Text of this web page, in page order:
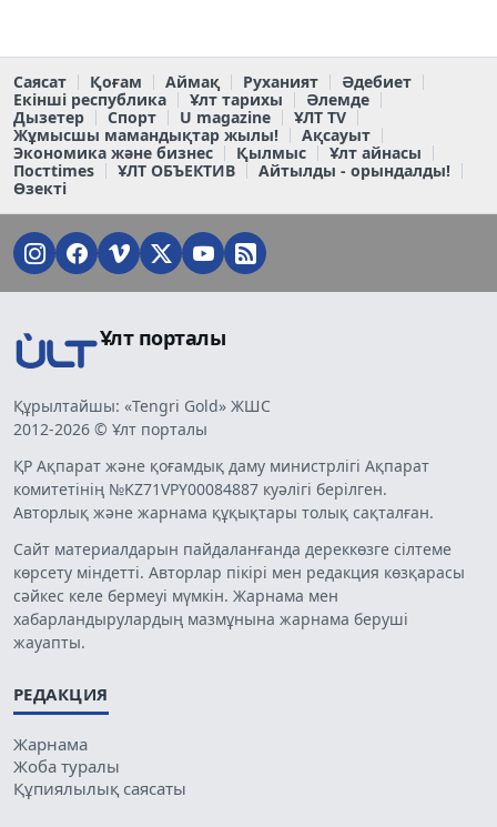
Саясат Қоғам Аймақ Руханият
Әдебиет
Екінші республика
Ұлт тарихы
Әлемде
Дызетер
Спорт U magazine
ҰЛТ TV
Жұмысшы мамандықтар жылы!
Ақсауыт
Экономика және бизнес
Қылмыс
Ұлт айнасы
Постtimes
ҰЛТ ОБЪЕКТИВ
Айтылды - орындалды!
Өзекті
Ұлт порталы
Құрылтайшы: «Tengri Gold» ЖШС
2012-2026 © Ұлт порталы
ҚР Ақпарат және қоғамдық даму министрлігі Ақпарат
комитетінің №KZ71VPY00084887 куәлігі берілген.
Авторлық және жарнама құқықтары толық сақталған.
Сайт материалдарын пайдаланғанда дереккөзге сілтеме
көрсету міндетті. Авторлар пікірі мен редакция көзқарасы
сәйкес келе бермеуі мүмкін. Жарнама мен
хабарландырулардың мазмұнына жарнама беруші
жауапты.
РЕДАКЦИЯ
Жарнама
Жоба туралы
Құпиялылық саясаты